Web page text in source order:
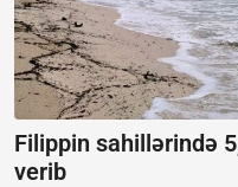
Filippin sahillərində
verib